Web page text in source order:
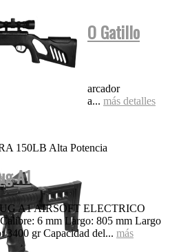
FUL AUTO Gatillo
y compacta Marcador
Diseño de válvula... más detalles
A1
A1 AIRSOFT ELECTRICO
6 mm Largo: 805 mm Largo
3400 gr Capacidad del... más